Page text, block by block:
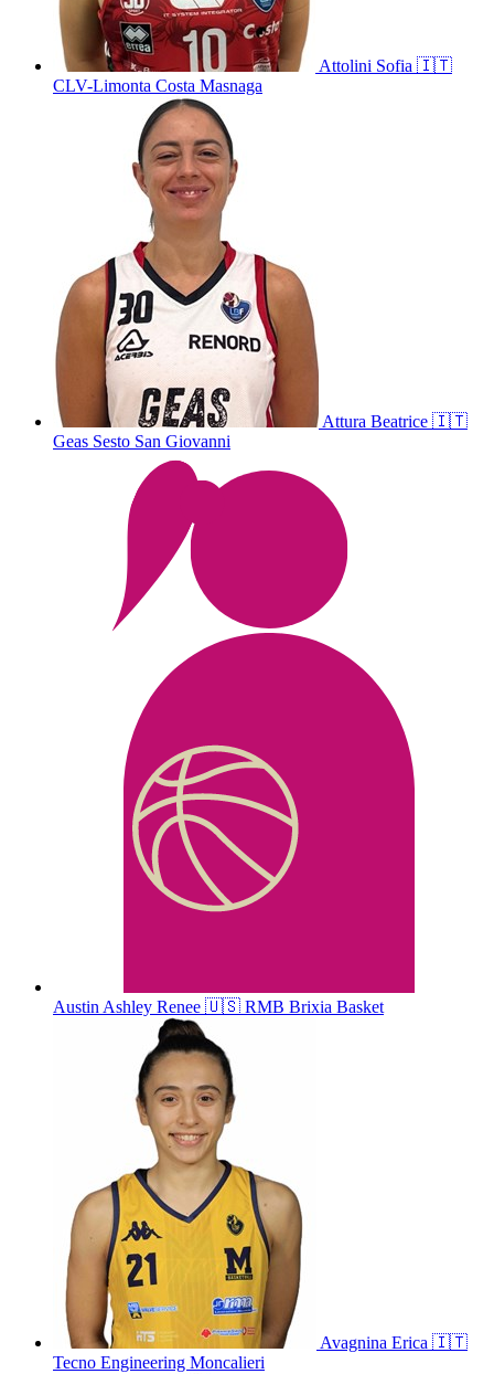
Attolini Sofia 🇮🇹
CLV-Limonta Costa Masnaga
Attura Beatrice 🇮🇹
Geas Sesto San Giovanni
AustinAshley Renee 🇺🇸 RMB Brixia Basket
Avagnina Erica 🇮🇹
Tecno Engineering Moncalieri